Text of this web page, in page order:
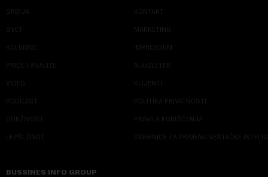
SRBIJA
SVET
KOLUMNE
PRIČE I ANALIZE
VIDEO
PODCAST
ODRŽIVOST
LEPŠI ŽIVOT
KONTAKT
MARKETING
IMPRESSUM
NJUZLETER
KLIJENTI
POLITIKA PRIVATNOSTI
PRAVILA KORIŠĆENJA
SMERNICE ZA PRIMENU VEŠTAČKE
BUSSINES INFO GROUP